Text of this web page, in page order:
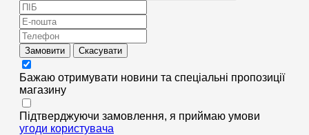
Замовити Скасувати
Бажаю отримувати новини та спеціальні пропозиції
магазину
Підтверджуючи замовлення, я приймаю умови
угоди користувача